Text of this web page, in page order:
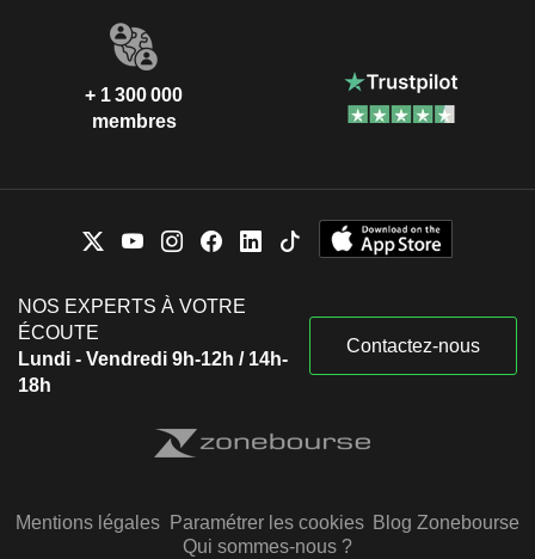
+ 1 300 000
membres
NOS EXPERTS À VOTRE
ÉCOUTE
Lundi - Vendredi 9h-12h / 14h-
18h
Contactez-nous
Mentions légales Paramétrer les cookies Blog Zonebourse
Qui sommes-nous ?